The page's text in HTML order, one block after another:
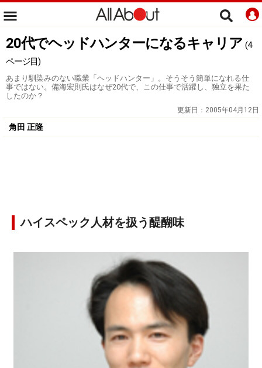
20代でヘッドハンターになるキャリア (4
ページ目)
あまり馴染みのない職業「ヘッドハンター」。そうそう簡単になれる仕
事ではない。備海宏則氏はなぜ20代で、この仕事で活躍し、独立を果た
したのか？
更新日： 2005年04月12日
角田 正隆
ハイスペック人材を扱う醍醐味